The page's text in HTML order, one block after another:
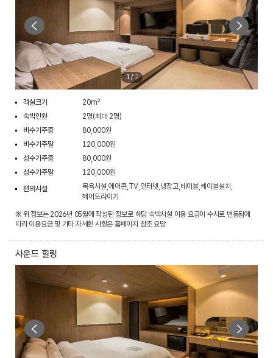
1/ 2
객실크기
20m²
숙박인원
2명(최대 2명)
비수기주중
80,000원
비수기주말
120,000원
성수기주중
80,000원
성수기주말
120,000원
편의시설
목욕시설,에어콘,TV,인터넷,냉장고,테이블,케이블설치,
헤어드라이기
※ 위 정보는 2026년 05월에 작성된 정보로 해당 숙박시설 이용 요금이 수시로 변동됨에
따라 이용요금 및 기타 자세한 사항은 홈페이지 참조 요망
사운드 힐링